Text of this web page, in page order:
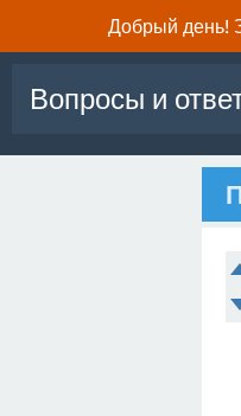
Добрый день!
Вопросы и